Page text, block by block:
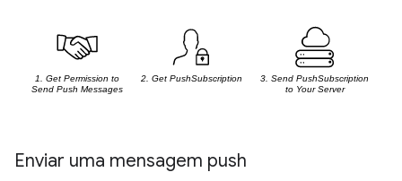
Enviar uma mensagem push